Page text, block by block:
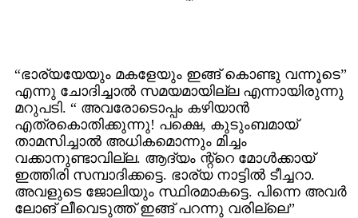
“ഭാര്യയേയും മകളേയും ഇങ്ങ് കൊണ്ടു വന്നൂടെ”
എന്നു ചോദിച്ചാല്‍ സമയമായില്ല എന്നായിരുന്നു
മറുപടി. “ അവരോടൊപ്പം കഴിയാന്‍
എത്രകൊതിക്കുന്നു! പക്ഷെ, കുടുംബമായ്
താമസിച്ചാല്‍ അധികമൊന്നും മിച്ചം
വക്കാനുണ്ടാവില്ല. ആദ്യം ന്റ്റെ മോള്‍ക്കായ്
ഇത്തിരി സമ്പാദിക്കട്ടെ. ഭാര്യ നാട്ടില്‍ ടീച്ചറാ.
അവളുടെ ജോലിയും സ്ഥിരമാകട്ടെ. പിന്നെ അവര്‍
ലോങ് ലീവെടുത്ത് ഇങ്ങ് പറന്നു വരില്ലെ”